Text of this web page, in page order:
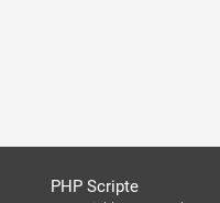
PHP Scripte